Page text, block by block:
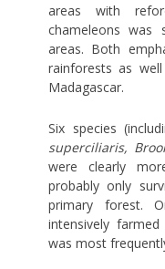
areas with
chameleons was
areas. Both
rainforests as
Madagascar.
Six species
superciliaris,
were clearly
probably only
primary forest.
intensively
was most